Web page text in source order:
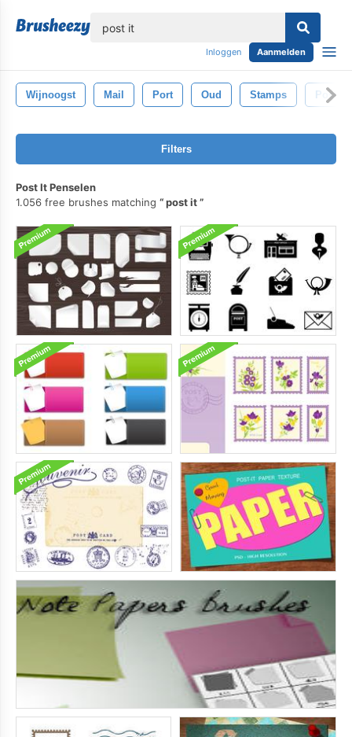
Inloggen Aanmelden
Wijnoogst Mail Port Oud Stamps
Filters
Post It Penselen
1.056 free brushes matching
post it